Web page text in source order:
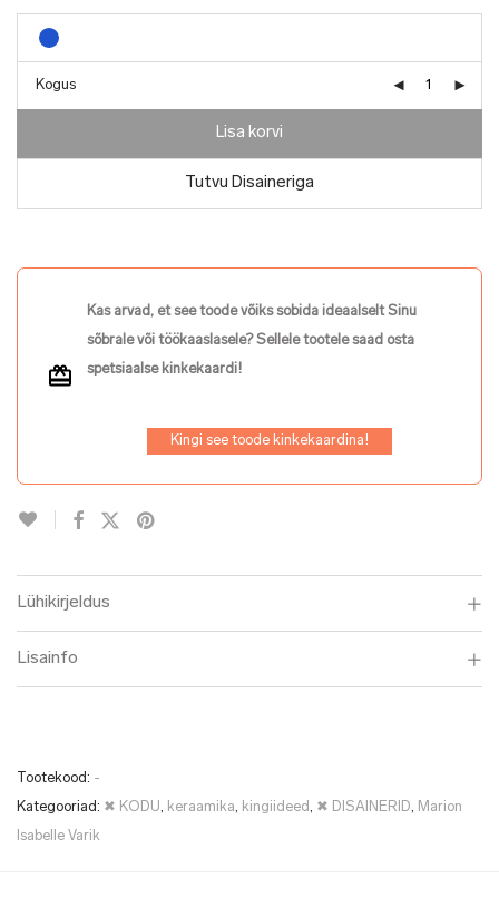
Kogus
Lisa korvi
Tutvu Disaineriga
Kas arvad, et see toode võiks sobida ideaalselt Sinu
sõbrale või töökaaslasele? Sellele tootele saad osta
spetsiaalse kinkekaardi!
Kingi see toode kinkekaardina!
Lühikirjeldus
Lisainfo
Tootekood: -
Kategooriad: ✖ KODU, keraamika, kingiideed, ✖ DISAINERID, Marion
Isabelle Varik